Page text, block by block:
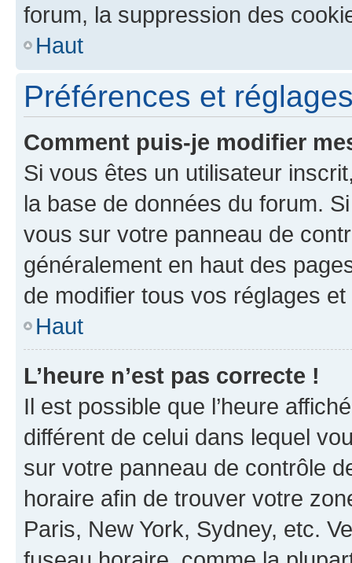
forum, la suppression des
Haut
Préférences et
Comment puis-je modifier
Si vous êtes un utilisateur
la base de données du forum.
vous sur votre panneau de
généralement en haut des
de modifier tous vos réglages
Haut
L’heure n’est pas correcte !
Il est possible que l’heure
différent de celui dans lequel
sur votre panneau de contrôle
horaire afin de trouver votre
Paris, New York, Sydney, etc.